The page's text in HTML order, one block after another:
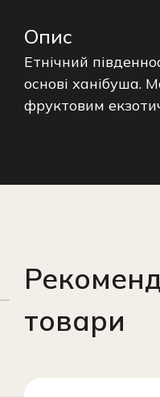
Опис
Етнічний
основі ханібуша.
фруктовим
товари